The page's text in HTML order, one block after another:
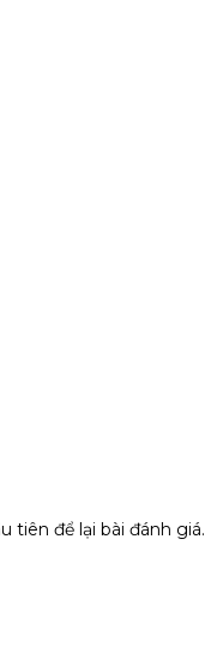
tiên để lại bài đánh giá.